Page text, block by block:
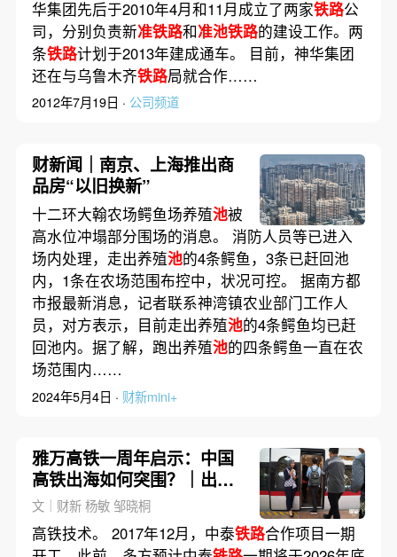
华集团先后于2010年4月和11月成立了两家铁路公
司，分别负责新准铁路和准池铁路的建设工作。两
条铁路计划于2013年建成通车。 目前，神华集团
还在与乌鲁木齐铁路局就合作……
2012年7月19日 · 公司频道
财新闻｜南京、上海推出商
品房“以旧换新”
十二环大翰农场鳄鱼场养殖池被
高水位冲塌部分围场的消息。 消防人员等已进入
场内处理，走出养殖池的4条鳄鱼，3条已赶回池
内，1条在农场范围布控中，状况可控。 据南方都
市报最新消息，记者联系神湾镇农业部门工作人
员，对方表示，目前走出养殖池的4条鳄鱼均已赶
回池内。据了解，跑出养殖池的四条鳄鱼一直在农
场范围内……
2024年5月4日 · 财新mini+
雅万高铁一周年启示：中国
高铁出海如何突围？｜出海·
投资
文｜财新 杨敏 邹晓桐
高铁技术。 2017年12月，中泰铁路合作项目一期